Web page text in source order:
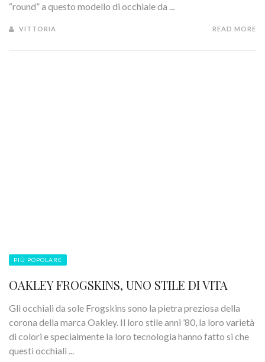
“round” a questo modello di occhiale da ...
VITTORIA READ MORE
PIÙ POPOLARE
OAKLEY FROGSKINS, UNO STILE DI VITA
Gli occhiali da sole Frogskins sono la pietra preziosa della
corona della marca Oakley. Il loro stile anni ’80, la loro varietà
di colori e specialmente la loro tecnologia hanno fatto si che
questi occhiali ...